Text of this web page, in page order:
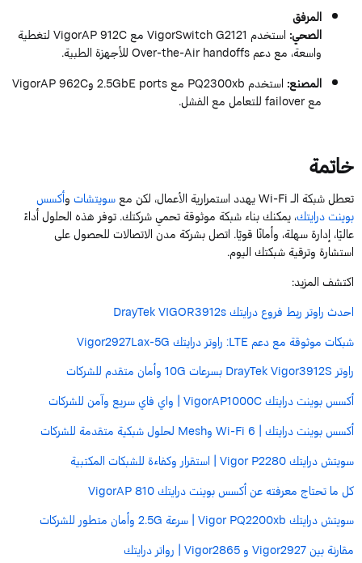
المرفق
الصحي: استخدم VigorSwitchG2121 مع VigorAP912C لتغطية
واسعة، مع دعم Over-the-Airhandoffs
للأجهزة الطبية.
المصنع: استخدمPQ2300xb مع 2.5GbEports و VigorAP962C
معfailoverللتعامل مع الفشل.
خاتمة
تعطلشبكة الـWi-Fiيهدد استمرارية الأعمال، لكن معسويتشاتوأكسس
بوينت درايتك، يمكنك بناء شبكة موثوقة تحمي شركتك.توفرهذه الحلول أداءً
عاليًا، إدارة سهلة، وأمانًا قويًا. اتصل بشركة مدن الاتصالات للحصول على
استشارةوترقية شبكتك اليوم.
اكتشف المزيد:
احدث راوتر ربط فروع درايتك DrayTek VIGOR3912s
شبكات موثوقة مع دعم LTE: راوتر درايتك Vigor2927Lax-5G
راوتر DrayTek Vigor3912S بسرعات 10G وأمان متقدم للشركات
أكسس بوينت درايتك VigorAP1000C | واي فاي سريع وآمن للشركات
أكسس بوينت درايتك | Wi-Fi 6 وMesh لحلول شبكية متقدمة للشركات
سويتش درايتك Vigor P2280 | استقرار وكفاءة للشبكات المكتبية
كل ما تحتاج معرفته عن أكسس بوينت درايتك VigorAP 810
سويتش درايتك Vigor PQ2200xb | سرعة 2.5G وأمان متطور للشركات
مقارنة بين Vigor2927 و ‏Vigor2865 | رواتر درايتك